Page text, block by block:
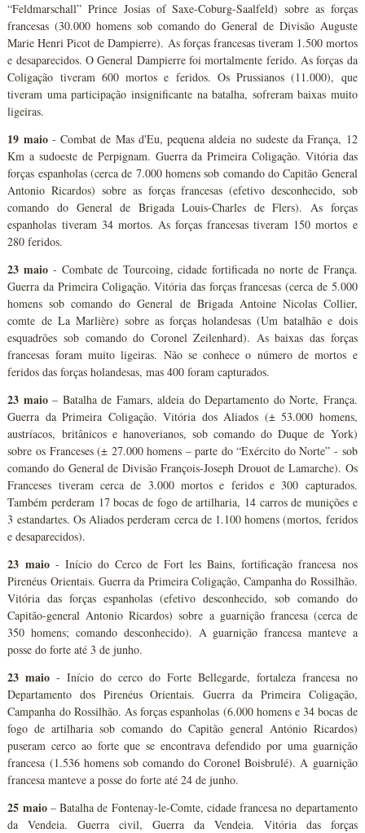
“Feldmarschall” Prince Josias of Saxe-Coburg-Saalfeld) sobre as forças
francesas (30.000 homens sob comando do General de Divisão Auguste
Marie Henri Picot de Dampierre). As forças francesas tiveram 1.500 mortos
e desaparecidos. O General Dampierre foi mortalmente ferido. As forças da
Coligação tiveram 600 mortos e feridos. Os Prussianos (11.000), que
tiveram uma participação insignificante na batalha, sofreram baixas muito
ligeiras.
19 maio- Combat de Mas d'Eu, pequena aldeia no sudeste da França, 12
Km a sudoeste de Perpignam. Guerra da Primeira Coligação. Vitória das
forças espanholas (cerca de 7.000 homens sob comando do Capitão General
Antonio Ricardos) sobre as forças francesas (efetivo desconhecido, sob
comando do General de Brigada Louis-Charles de Flers). As forças
espanholas tiveram 34 mortos. As forças francesas tiveram 150 mortos e
280 feridos.
23 maio - Combate de Tourcoing, cidade fortificada no norte de França.
Guerra da Primeira Coligação. Vitória das forças francesas (cerca de 5.000
homens sob comando do General de Brigada Antoine Nicolas Collier,
comte de La Marlière) sobre as forças holandesas (Um batalhão e dois
esquadrões sob comando do Coronel Zeilenhard). As baixas das forças
francesas foram muito ligeiras. Não se conhece o número de mortos e
feridos das forças holandesas, mas 400 foram capturados.
23 maio– Batalha de Famars, aldeia do Departamento do Norte, França.
Guerra da Primeira Coligação. Vitória dos Aliados (± 53.000 homens,
austríacos, britânicos e hanoverianos, sob comando do Duque de York)
sobre os Franceses (± 27.000 homens – parte do “Exército do Norte” - sob
comando do General de Divisão François-Joseph Drouot de Lamarche). Os
Franceses tiveram cerca de 3.000 mortos e feridos e 300 capturados.
Também perderam 17 bocas de fogo de artilharia, 14 carros de munições e
3 estandartes. Os Aliados perderam cerca de 1.100 homens (mortos, feridos
e desaparecidos).
23 maio- Início do Cerco de Fort les Bains, fortificação francesa nos
Pirenéus Orientais. Guerra da Primeira Coligação, Campanha do Rossilhão.
Vitória das forças espanholas (efetivo desconhecido, sob comando do
Capitão-general Antonio Ricardos) sobre a guarnição francesa (cerca de
350 homens; comando desconhecido). A guarnição francesa manteve a
posse do forte até 3 de junho.
23 maio - Início do cerco do Forte Bellegarde, fortaleza francesa no
Departamento dos Pirenéus Orientais. Guerra da Primeira Coligação,
Campanha do Rossilhão. As forças espanholas (6.000 homens e 34 bocas de
fogo de artilharia sob comando do Capitão general António Ricardos)
puseram cerco ao forte que se encontrava defendido por uma guarnição
francesa (1.536 homens sob comando do Coronel Boisbrulé). A guarnição
francesa manteve a posse do forte até 24 de junho.
25 maio– Batalha de Fontenay-le-Comte, cidade francesa no departamento
da Vendeia. Guerra civil, Guerra da Vendeia. Vitória das forças